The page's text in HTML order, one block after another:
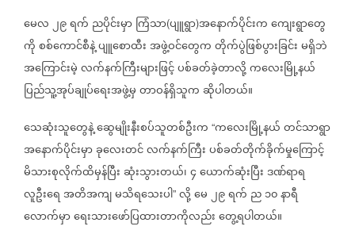
မေလ၂၉ရက် ညပိုင်းမှာကြံသာ(ပျူရွာ)အနောက်ပိုင်းကကျေးရွာတွေ
ကိုစစ်ကောင်စီနဲ့ပျူစောထီးအဖွဲ့ဝင်တွေကတိုက်ပွဲဖြစ်ပွားခြင်းမရှိဘဲ
အကြောင်းမဲ့လက်နက်ကြီးများဖြင့်ပစ်ခတ်ခဲ့တာလို့ကလေးမြို့နယ်
ပြည်သူ့အုပ်ချုပ်ရေးအဖွဲ့မှတာဝန်ရှိသူကဆိုပါတယ်။
သေဆုံးသူတွေနဲ့ဆွေမျိုးနီးစပ်သူတစ်ဦးက “ကလေးမြို့နယ်တင်သာရွာ
အနောက်ပိုင်းမှာခုလေးတင်လက်နက်ကြီးပစ်ခတ်တိုက်ခိုက်မှုကြောင့်
မိသားစုလိုက်ထိမှန်ပြီးဆုံးသွားတယ်၊၄ယောက်ဆုံးပြီးဒဏ်ရာရ
လူဦးရေအတိအကျမသိရသေးပါ” လို့မေ၂၉ရက် ည၁၀နာရီ
လောက်မှာရေးသားဖော်ပြထားတာကိုလည်းတွေ့ရပါတယ်။